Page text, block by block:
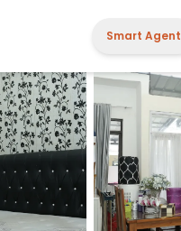
Smart Agent